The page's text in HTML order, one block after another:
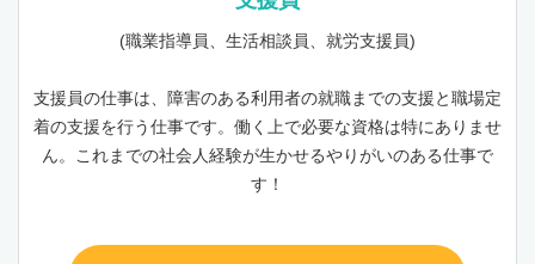
(職業指導員、生活相談員、就労支援員)
支援員の仕事は、障害のある利用者の就職までの支援と職場定
着の支援を行う仕事です。働く上で必要な資格は特にありませ
ん。これまでの社会人経験が生かせるやりがいのある仕事で
す！